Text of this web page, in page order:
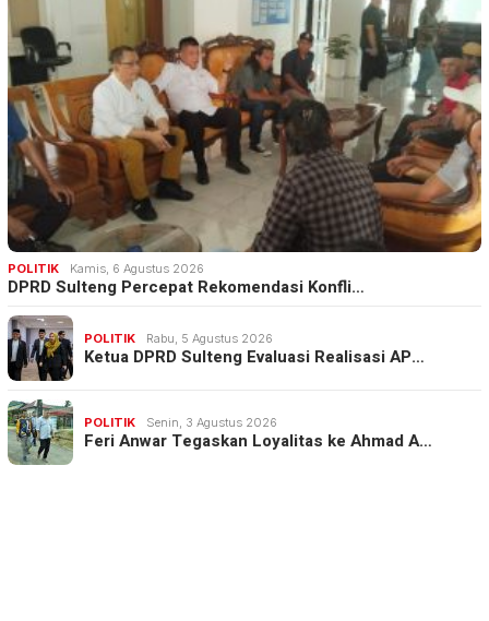
POLITIK Kamis, 6 Agustus 2026
DPRD Sulteng Percepat Rekomendasi Konfli…
POLITIK Rabu, 5 Agustus 2026
Ketua DPRD Sulteng Evaluasi Realisasi AP…
POLITIK Senin, 3 Agustus 2026
Feri Anwar Tegaskan Loyalitas ke Ahmad A…